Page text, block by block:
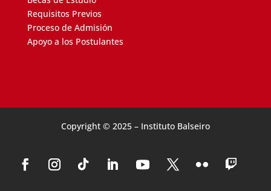
Requisitos Previos
Proceso de Admisión
Apoyo a los Postulantes
Copyright © 2025 – Instituto Balseiro